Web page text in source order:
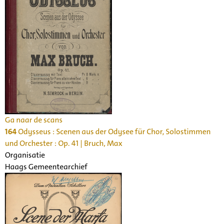
Ga naar de scans
164Odysseus : Scenen aus der Odysee für Chor, Solostimmen
und Orchester : Op. 41 | Bruch, Max
Organisatie
Haags Gemeentearchief